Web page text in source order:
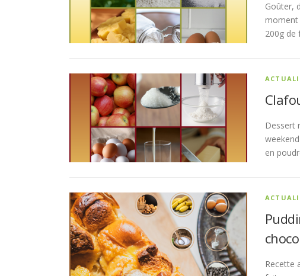
Goûter,
moment
200g de
Dessert
en
Recette